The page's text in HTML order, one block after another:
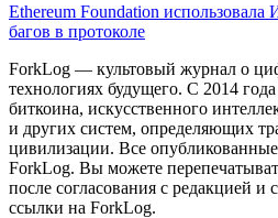
Ethereum Foundation использовала
багов в протоколе
ForkLog — культовый журнал о
технологиях будущего. С 2014
биткоина, искусственного
и других систем, определяющих
цивилизации. Все
ForkLog. Вы можете
после согласования с редакцией и
ссылки на ForkLog.